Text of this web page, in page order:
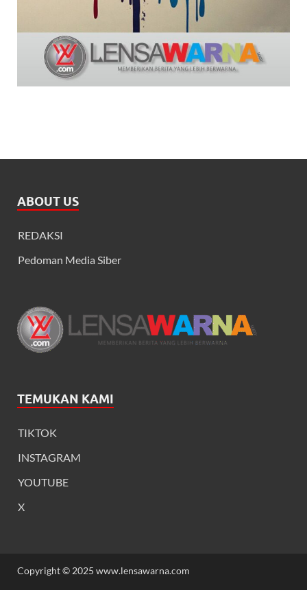
ABOUT US
REDAKSI
Pedoman Media Siber
TEMUKAN KAMI
TIKTOK
INSTAGRAM
YOUTUBE
X
Copyright © 2025 www.lensawarna.com